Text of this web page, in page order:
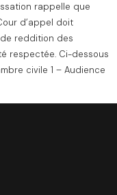
rappelle que
d’appel doit
reddition des
respectée. Ci-dessous
civile 1 – Audience